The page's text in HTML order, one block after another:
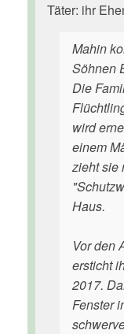
Täter: ihr
Mahin
Söhnen
Die
wird
einem
zieht sie
Haus.
Vor den
ersticht
2017.
Fenster